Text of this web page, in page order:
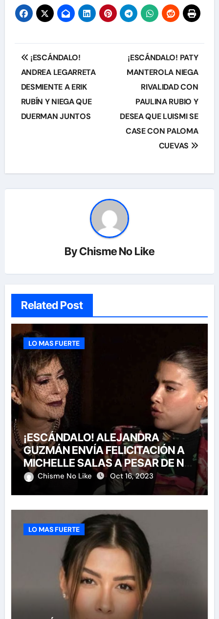
Navegación
de
entradas
¡ESCÁNDALO!
ANDREA LEGARRETA
DESMIENTE A ERIK
RUBÍN Y NIEGA QUE
DUERMAN JUNTOS
¡ESCÁNDALO! PATY
MANTEROLA NIEGA
RIVALIDAD CON
PAULINA RUBIO Y
DESEA QUE LUISMI SE
CASE CON PALOMA
CUEVAS
ByChisme No Like
Related Post
LO MAS FUERTE
¡ESCÁNDALO! ALEJANDRA
GUZMÁN ENVÍA FELICITACIÓN A
MICHELLE SALAS A PESAR DE NO
HABERLA INVITADO A SU BODA
Chisme No Like Oct 16, 2023
LO MAS FUERTE